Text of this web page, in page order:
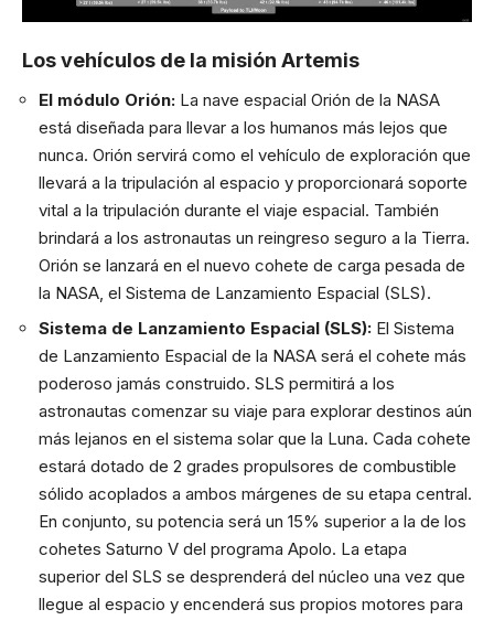
Los vehículos de la misión Artemis
El módulo Orión: La nave espacial Orión de la NASA
está diseñada para llevar a los humanos más lejos que
nunca. Orión servirá como el vehículo de exploración que
llevará a la tripulación al espacio y proporcionará soporte
vital a la tripulación durante el viaje espacial. También
brindará a los astronautas un reingreso seguro a la Tierra.
Orión se lanzará en el nuevo cohete de carga pesada de
la NASA, el Sistema de Lanzamiento Espacial (SLS).
Sistema de Lanzamiento Espacial (SLS): El Sistema
de Lanzamiento Espacial de la NASA será el cohete más
poderoso jamás construido. SLS permitirá a los
astronautas comenzar su viaje para explorar destinos aún
más lejanos en el sistema solar que la Luna. Cada cohete
estará dotado de 2 grades propulsores de combustible
sólido acoplados a ambos márgenes de su etapa central.
En conjunto, su potencia será un 15% superior a la de los
cohetes Saturno V del programa Apolo. La etapa
superior del SLS se desprenderá del núcleo una vez que
llegue al espacio y encenderá sus propios motores para